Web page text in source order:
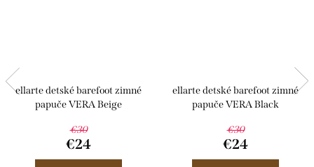
ellarte detské barefoot zimné
papuče VERA Beige
€30
€24
ellarte detské barefoot zimné
papuče VERA Black
€30
€24